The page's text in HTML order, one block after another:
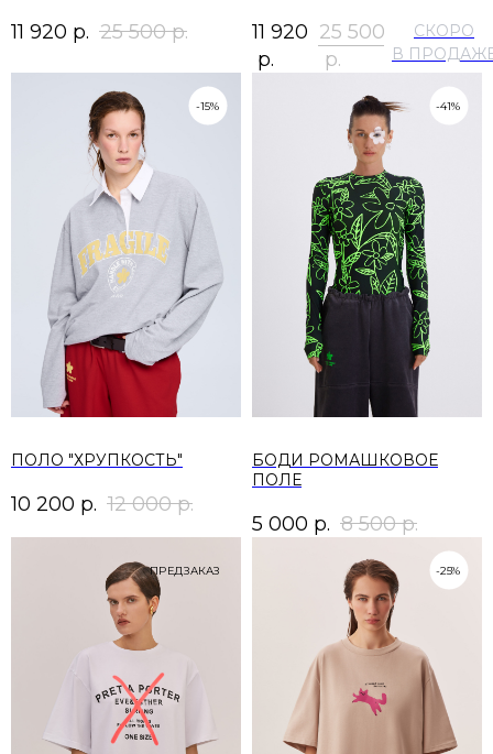
11 920 р. 25 500 р.
11 920
р.
25 500
р.
-15%
ПОЛО "ХРУПКОСТЬ"
10 200 р. 12 000 р.
-41%
БОДИ РОМАШКОВОЕ
ПОЛЕ
5 000 р. 8 500 р.
ПРЕДЗАКАЗ -25%